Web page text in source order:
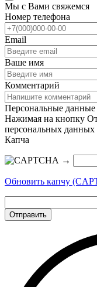
Мы с Вами свяжемся
Номер телефона
Email
Ваше имя
Комментарий
Персональные данные
Нажимая на кнопку
персональных данных
Капча
→
Обновить капчу
Отправить